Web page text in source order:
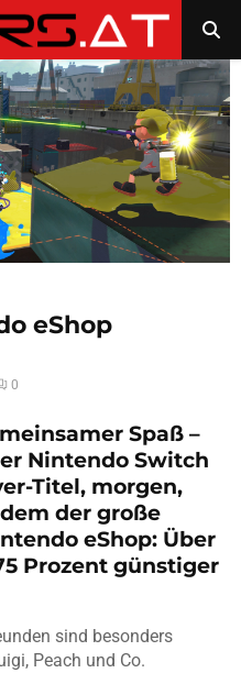
eShop
0
Spaß –
Nintendo Switch
Titel, morgen,
der große
eShop: Über
Prozent günstiger
sind besonders
Peach und Co.